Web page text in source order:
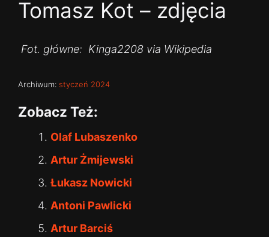
Tomasz Kot – zdjęcia
Fot. główne: Kinga2208 via Wikipedia
Archiwum: styczeń 2024
Zobacz Też:
Olaf Lubaszenko
Artur Żmijewski
Łukasz Nowicki
Antoni Pawlicki
Artur Barciś